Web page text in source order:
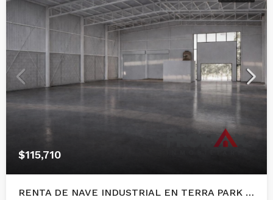
$115,710
RENTA DE NAVE INDUSTRIAL EN TERRA PARK CENTENARIO, QUERETARO